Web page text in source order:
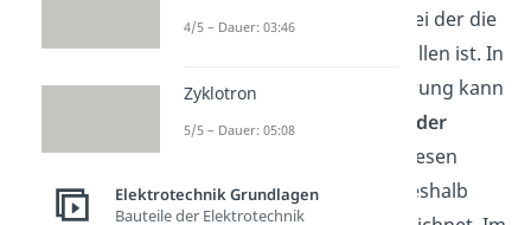
entspricht der
bei der die
gefallen ist. In
der asymptotischen Näherung kann
sie auch amSchnittpunkt der
abgelesen
werden. Häufig wird sie deshalb
4/5 – Dauer: 03:46
Zyklotron
5/5 – Dauer: 05:08
Elektrotechnik Grundlagen
Bauteile der Elektrotechnik